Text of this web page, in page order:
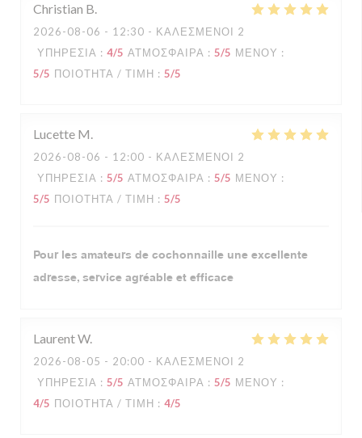
Christian B
2026-08-06 - 12:30 - ΚΑΛΕΣΜΈΝΟΙ 2
ΥΠΗΡΕΣΊΑ : 4/5 ΑΤΜΌΣΦΑΙΡΑ : 5/5 ΜΕΝΟΎ :
5/5 ΠΟΙΌΤΗΤΑ / ΤΙΜΉ : 5/5
Lucette M
2026-08-06 - 12:00 - ΚΑΛΕΣΜΈΝΟΙ 2
ΥΠΗΡΕΣΊΑ : 5/5 ΑΤΜΌΣΦΑΙΡΑ : 5/5 ΜΕΝΟΎ :
5/5 ΠΟΙΌΤΗΤΑ / ΤΙΜΉ : 5/5
Pour les amateurs de cochonnaille une excellente
adresse, service agréable et efficace
LaurentW
2026-08-05 - 20:00 - ΚΑΛΕΣΜΈΝΟΙ 2
ΥΠΗΡΕΣΊΑ : 5/5 ΑΤΜΌΣΦΑΙΡΑ : 5/5 ΜΕΝΟΎ :
4/5 ΠΟΙΌΤΗΤΑ / ΤΙΜΉ : 4/5